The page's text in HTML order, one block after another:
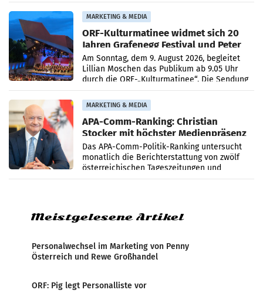
MARKETING & MEDIA
ORF-Kulturmatinee widmet sich 20
Jahren Grafenegg Festival und Peter
Simonischek
Am Sonntag, dem 9. August 2026, begleitet
Lillian Moschen das Publikum ab 9.05 Uhr
durch die ORF-„Kulturmatinee“. Die Sendung
startet mit der Dokumentation „20 Jahre
Grafenegg
MARKETING & MEDIA
APA-Comm-Ranking: Christian
Stocker mit höchster Medienpräsenz
im Juli
Das APA-Comm-Politik-Ranking untersucht
monatlich die Berichterstattung von zwölf
österreichischen Tageszeitungen und
analysiert, welche Politikerinnen und
Meistgelesene Artikel
Personalwechsel im Marketing von Penny
Österreich und Rewe Großhandel
ORF: Pig legt Personalliste vor